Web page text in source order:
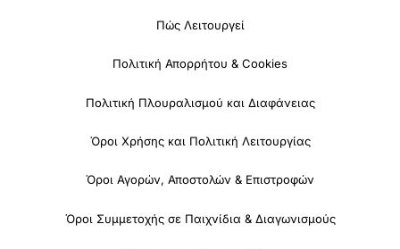
Πώς Λειτουργεί
Πολιτική Απορρήτου & Cookies
Πολιτική Πλουραλισμού και Διαφάνειας
Όροι Χρήσης και Πολιτική Λειτουργίας
Όροι Αγορών, Αποστολών & Επιστροφών
Όροι Συμμετοχής σε Παιχνίδια & Διαγωνισμούς